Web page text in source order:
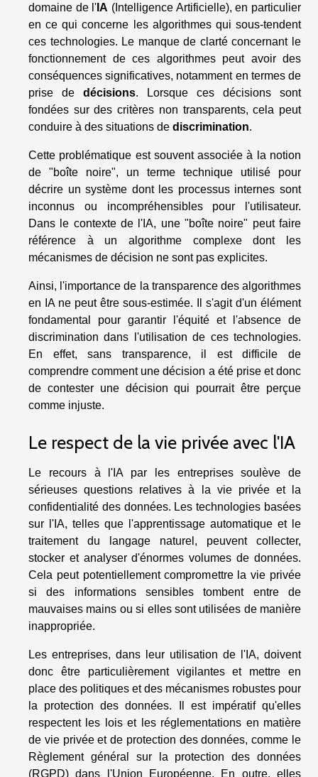
domaine de l' IA (Intelligence Artificielle), en particulier
en ce qui concerne les algorithmes qui sous-tendent
ces technologies. Le manque de clarté concernant le
fonctionnement de ces algorithmes peut avoir des
conséquences significatives, notamment en termes de
prise de décisions. Lorsque ces décisions sont
fondées sur des critères non transparents, cela peut
conduire à des situations de discrimination.
Cette problématique est souvent associée à la notion
de "boîte noire", un terme technique utilisé pour
décrire un système dont les processus internes sont
inconnus ou incompréhensibles pour l'utilisateur.
Dans le contexte de l'IA, une "boîte noire" peut faire
référence à un algorithme complexe dont les
mécanismes de décision ne sont pas explicites.
Ainsi, l'importance de la transparence des algorithmes
en IA ne peut être sous-estimée. Il s'agit d'un élément
fondamental pour garantir l'équité et l'absence de
discrimination dans l'utilisation de ces technologies.
En effet, sans transparence, il est difficile de
comprendre comment une décision a été prise et donc
de contester une décision qui pourrait être perçue
comme injuste.
Le respect de la vie privée avec l'IA
Le recours à l'IA par les entreprises soulève de
sérieuses questions relatives à la vie privée et la
confidentialité des données. Les technologies basées
sur l'IA, telles que l'apprentissage automatique et le
traitement du langage naturel, peuvent collecter,
stocker et analyser d'énormes volumes de données.
Cela peut potentiellement compromettre la vie privée
si des informations sensibles tombent entre de
mauvaises mains ou si elles sont utilisées de manière
inappropriée.
Les entreprises, dans leur utilisation de l'IA, doivent
donc être particulièrement vigilantes et mettre en
place des politiques et des mécanismes robustes pour
la protection des données. Il est impératif qu'elles
respectent les lois et les réglementations en matière
de vie privée et de protection des données, comme le
Règlement général sur la protection des données
(RGPD) dans l'Union Européenne. En outre, elles